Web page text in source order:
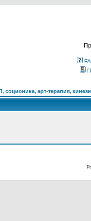
арт-терапия,